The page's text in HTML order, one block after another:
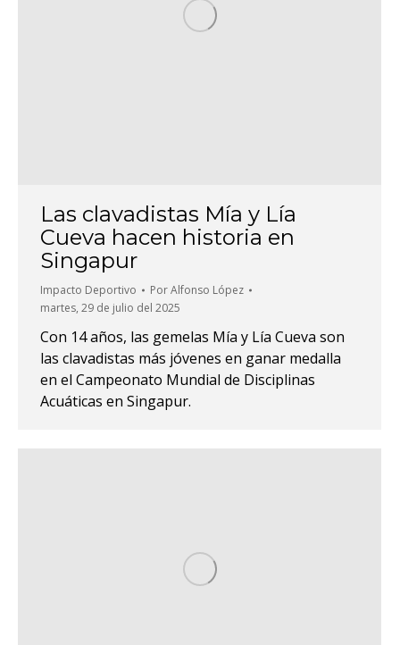
Las clavadistas Mía y Lía
Cueva hacen historia en
Singapur
Impacto Deportivo PorAlfonso López
martes, 29 de julio del 2025
Con 14 años, las gemelas Mía y Lía Cueva son
las clavadistas más jóvenes en ganar medalla
en el Campeonato Mundial de Disciplinas
Acuáticas en Singapur.